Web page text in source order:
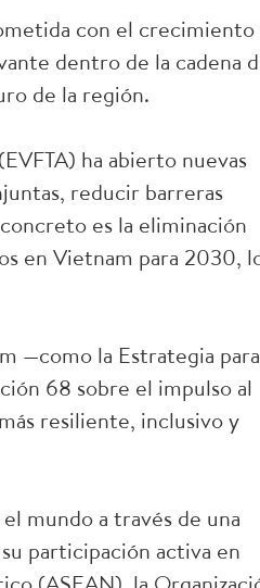
con el crecimiento
dentro de la cadena
de la región.
ha abierto nuevas
reducir barreras
es la eliminación
en Vietnam para 2030,
—como la Estrategia
68 sobre el impulso al
resiliente, inclusivo y
mundo a través de una
participación activa en